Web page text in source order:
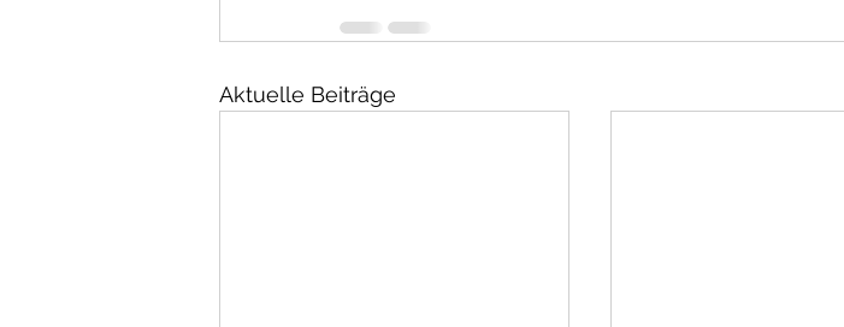
Aktuelle Beiträge